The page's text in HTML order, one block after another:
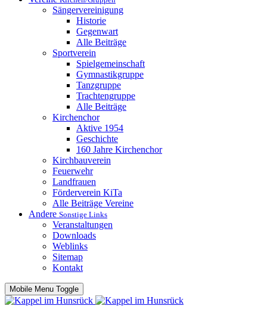
Sängervereinigung
Historie
Gegenwart
Alle Beiträge
Sportverein
Spielgemeinschaft
Gymnastikgruppe
Tanzgruppe
Trachtengruppe
Alle Beiträge
Kirchenchor
Aktive 1954
Geschichte
160 Jahre Kirchenchor
Kirchbauverein
Feuerwehr
Landfrauen
Förderverein KiTa
Alle Beiträge Vereine
Andere Sonstige Links
Veranstaltungen
Downloads
Weblinks
Sitemap
Kontakt
Mobile Menu Toggle